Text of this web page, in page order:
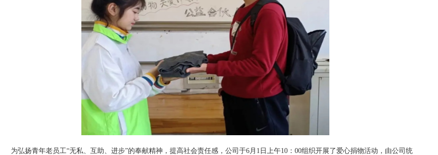
为弘扬青年老员工“无私、互助、进步”的奉献精神，提高社会责任感，公司于6月1日上午10：00组织开展了爱心捐物活动，由公司统